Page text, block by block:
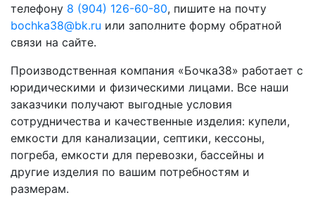
телефону 8 (904) 126-60-80, пишите на почту
bochka38@bk.ru или заполните форму обратной
связи на сайте.
Производственная компания «Бочка38» работает с
юридическими и физическими лицами. Все наши
заказчики получают выгодные условия
сотрудничества и качественные изделия: купели,
емкости для канализации, септики, кессоны,
погреба, емкости для перевозки, бассейны и
другие изделия по вашим потребностям и
размерам.